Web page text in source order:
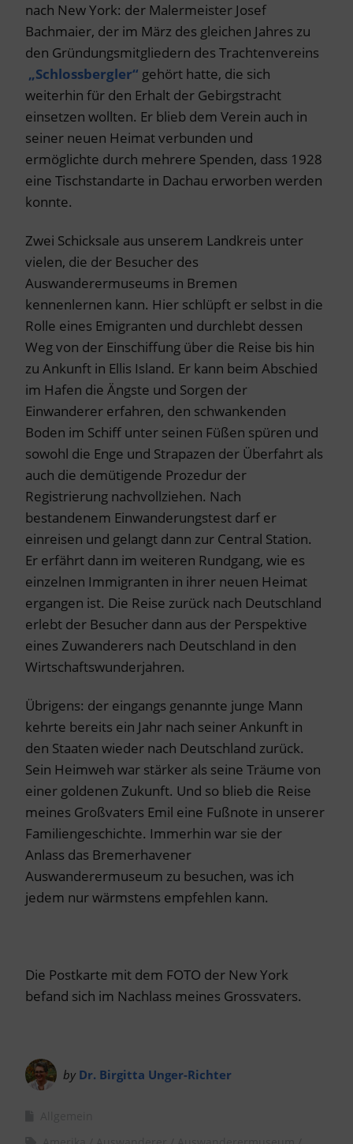
nach New York: der Malermeister Josef
Bachmaier, der im März des gleichen Jahres zu
den Gründungsmitgliedern des Trachtenvereins
„Schlossbergler“ gehört hatte, die sich
weiterhin für den Erhalt der Gebirgstracht
einsetzen wollten. Er blieb dem Verein auch in
seiner neuen Heimat verbunden und
ermöglichte durch mehrere Spenden, dass 1928
eine Tischstandarte in Dachau erworben werden
konnte.
Zwei Schicksale aus unserem Landkreis unter
vielen, die der Besucher des
Auswanderermuseums in Bremen
kennenlernen kann. Hier schlüpft er selbst in die
Rolle eines Emigranten und durchlebt dessen
Weg von der Einschiffung über die Reise bis hin
zu Ankunft in Ellis Island. Er kann beim Abschied
im Hafen die Ängste und Sorgen der
Einwanderer erfahren, den schwankenden
Boden im Schiff unter seinen Füßen spüren und
sowohl die Enge und Strapazen der Überfahrt als
auch die demütigende Prozedur der
Registrierung nachvollziehen. Nach
bestandenem Einwanderungstest darf er
einreisen und gelangt dann zur Central Station.
Er erfährt dann im weiteren Rundgang, wie es
einzelnen Immigranten in ihrer neuen Heimat
ergangen ist. Die Reise zurück nach Deutschland
erlebt der Besucher dann aus der Perspektive
eines Zuwanderers nach Deutschland in den
Wirtschaftswunderjahren.
Übrigens: der eingangs genannte junge Mann
kehrte bereits ein Jahr nach seiner Ankunft in
den Staaten wieder nach Deutschland zurück.
Sein Heimweh war stärker als seine Träume von
einer goldenen Zukunft. Und so blieb die Reise
meines Großvaters Emil eine Fußnote in unserer
Familiengeschichte. Immerhin war sie der
Anlass das Bremerhavener
Auswanderermuseum zu besuchen, was ich
jedem nur wärmstens empfehlen kann.
Die Postkarte mit dem FOTO der New York
befand sich im Nachlass meines Grossvaters.
by Dr. Birgitta Unger-Richter